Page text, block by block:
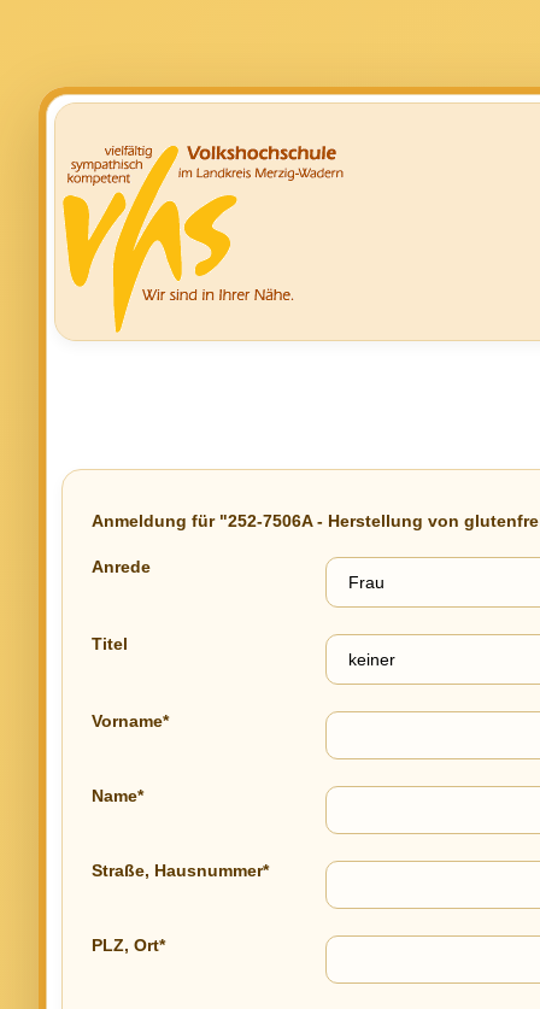
Anmeldung für "252-7506A - Herstellung von
Anrede
Titel
Vorname*
Name*
Straße, Hausnummer*
PLZ, Ort*